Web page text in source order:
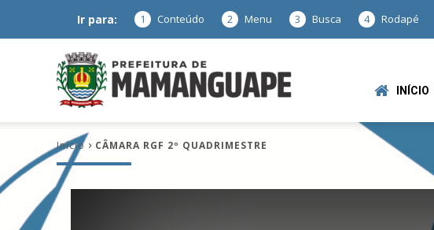
Ir para: 1 Conteúdo 2 Menu 3 Busca 4 Rodapé
INÍCIO
Início CÂMARA RGF 2º QUADRIMESTRE